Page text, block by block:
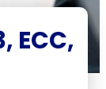
ECC,